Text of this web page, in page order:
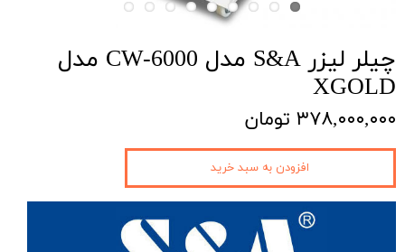
چیلر لیزر S&A مدل CW-6000 مدل
XGOLD
۳۷۸,۰۰۰,۰۰۰ تومان
افزودن به سبد خرید